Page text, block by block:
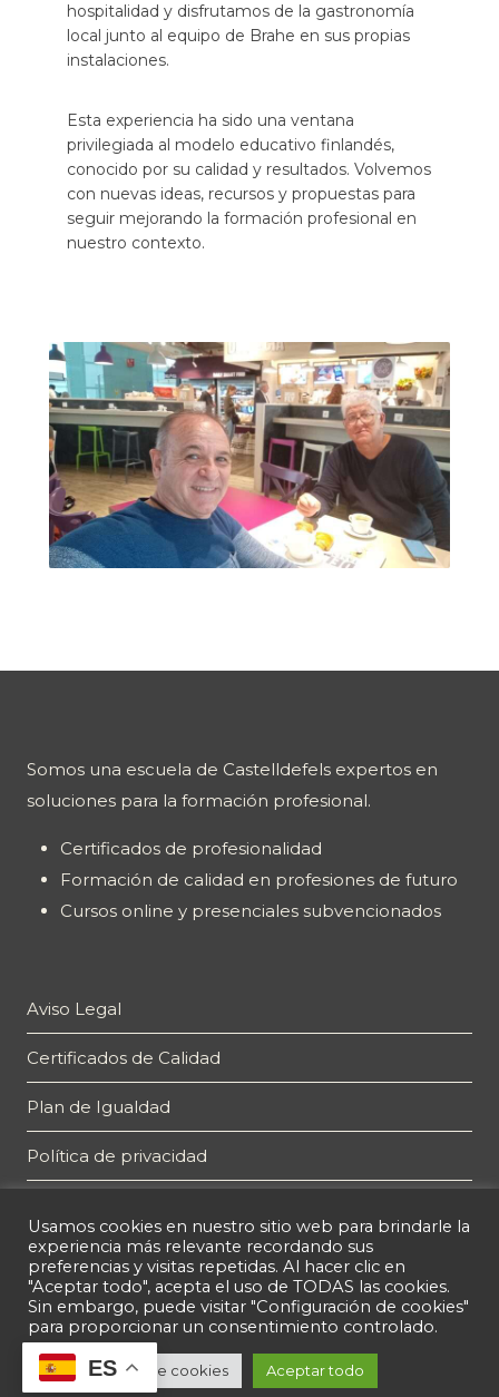
hospitalidad y disfrutamos de la gastronomía
local junto al equipo de Brahe en sus propias
instalaciones.
Esta experiencia ha sido una ventana
privilegiada al modelo educativo finlandés,
conocido por su calidad y resultados. Volvemos
con nuevas ideas, recursos y propuestas para
seguir mejorando la formación profesional en
nuestro contexto.
Somos una escuela de Castelldefels expertos en
soluciones para la formación profesional.
Certificados de profesionalidad
Formación de calidad en profesiones de futuro
Cursos online y presenciales subvencionados
Aviso Legal
Certificados de Calidad
Plan de Igualdad
Política de privacidad
© 2026 Espacio Técnico de Innovación y Formación S, L. B63073472
Usamos cookies en nuestro sitio web para brindarle la
experiencia más relevante recordando sus
preferencias y visitas repetidas. Al hacer clic en
"Aceptar todo", acepta el uso de TODAS las cookies.
Sin embargo, puede visitar "Configuración de cookies"
para proporcionar un consentimiento controlado.
Configuración de cookies Aceptar todo
ES